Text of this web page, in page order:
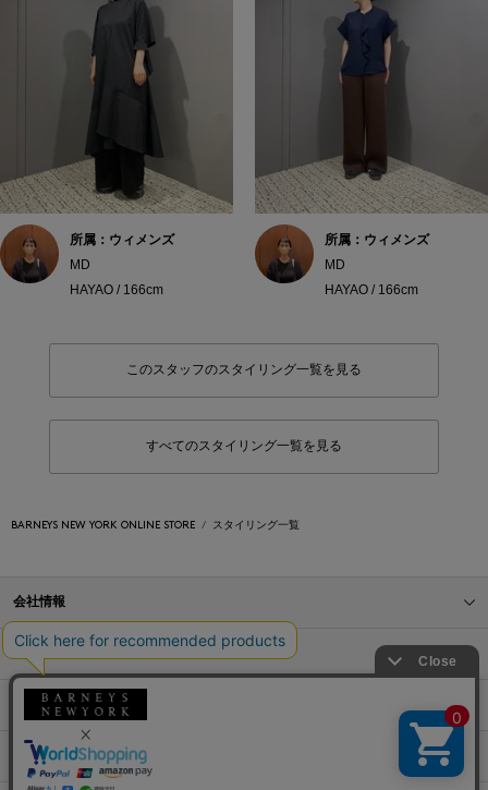
所属：ウィメンズ
MD
HAYAO / 166cm
所属：ウィメンズ
MD
HAYAO / 166cm
このスタッフのスタイリング一覧を見る
すべてのスタイリング一覧を見る
BARNEYS NEW YORK ONLINE STORE スタイリング一覧
会社情報
店舗情報
サービス